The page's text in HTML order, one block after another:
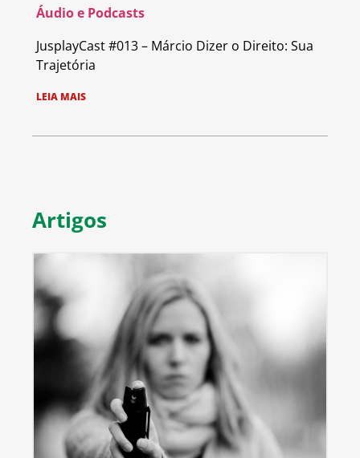
Áudio e Podcasts
JusplayCast #013 – Márcio Dizer o Direito: Sua
Trajetória
LEIA MAIS
Artigos